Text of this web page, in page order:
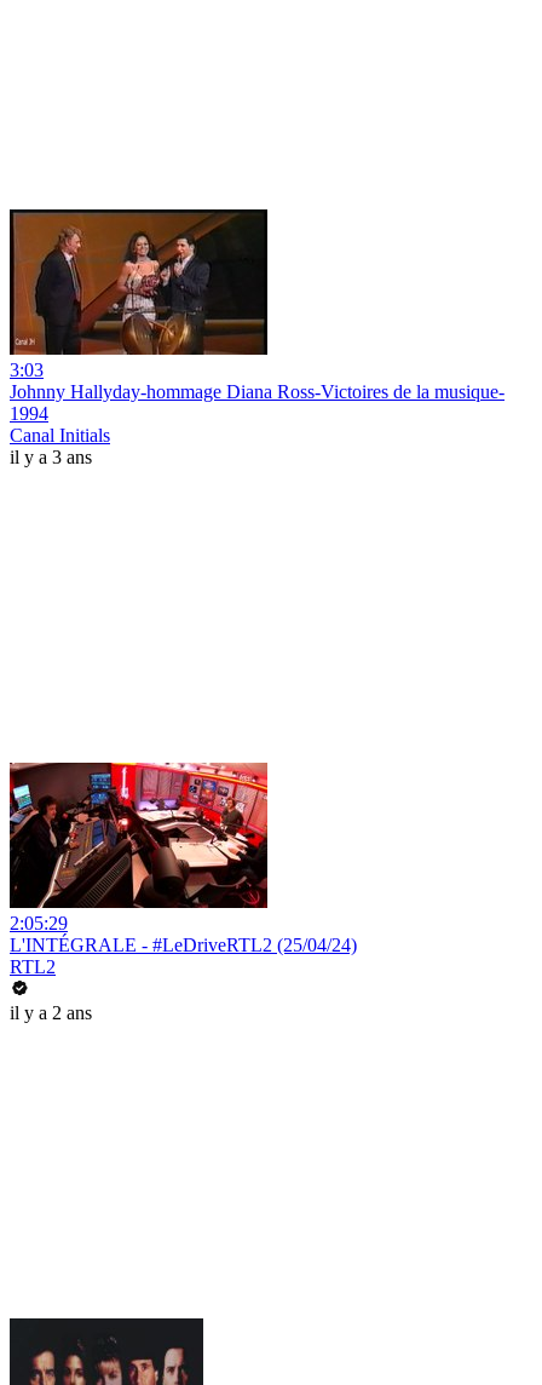
3:03
Johnny Hallyday-hommage Diana Ross-Victoires de la musique-
1994
Canal Initials
il y a 3 ans
2:05:29
L'INTÉGRALE - #LeDriveRTL2 (25/04/24)
RTL2
il y a 2 ans